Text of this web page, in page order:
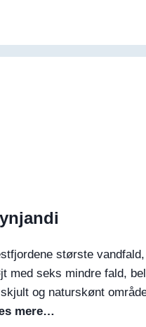
største
med seks mindre fald,
og naturskønt
mere…